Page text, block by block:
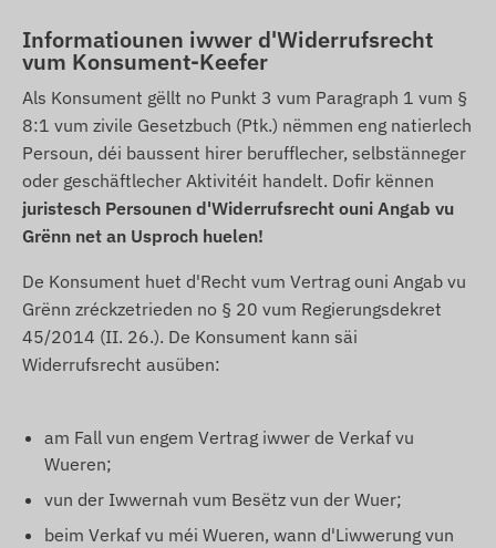
Informatiounen iwwer d'Widerrufsrecht
vum Konsument-Keefer
Als Konsument gëllt no Punkt 3 vum Paragraph 1 vum §
8:1 vum zivile Gesetzbuch (Ptk.) nëmmen eng natierlech
Persoun, déi baussent hirer berufflecher, selbstänneger
oder geschäftlecher Aktivitéit handelt. Dofir kënnen
juristesch Persounen d'Widerrufsrecht ouni Angab vu
Grënn net an Usproch huelen!
De Konsument huet d'Recht vum Vertrag ouni Angab vu
Grënn zréckzetrieden no § 20 vum Regierungsdekret
45/2014 (II. 26.). De Konsument kann säi
Widerrufsrecht ausüben:
am Fall vun engem Vertrag iwwer de Verkaf vu
Wueren;
vun der Iwwernah vum Besëtz vun der Wuer;
beim Verkaf vu méi Wueren, wann d'Liwwerung vun